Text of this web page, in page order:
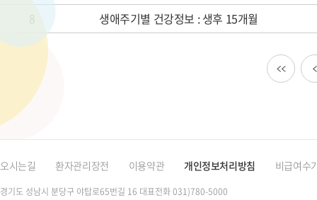
8
생애주기별 건강정보 : 생후 15개월
오시는길 환자관리장전 이용약관 개인정보처리방침 비급여수
경기도 성남시 분당구 야탑로65번길 16 대표전화 031)780-5000